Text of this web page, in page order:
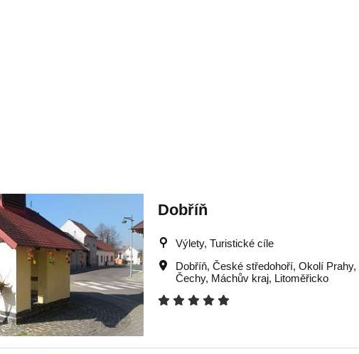
Dobříň
Výlety, Turistické cíle
Dobříň,České středohoří,Okolí Prahy,
Čechy, Máchův kraj, Litoměřicko